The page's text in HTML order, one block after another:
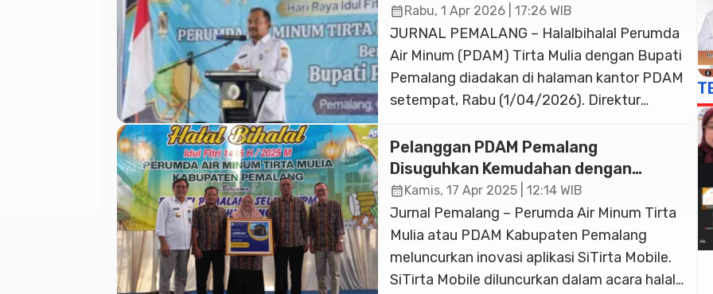
Terkemuka di Jawa Tengah dan
Nasional
calendar_monthRabu, 1 Apr 2026 | 17:26 WIB
JURNAL PEMALANG – Halalbihalal Perumda
Air Minum (PDAM) Tirta Mulia dengan Bupati
Pemalang diadakan di halaman kantor PDAM
setempat, Rabu (1/04/2026). Direktur
mengemukakan bahwa penyelenggaraan
halalbihalal diharapkan dapat menciptakan
sinergi dan kekompakan, baik dalam
menjalankan pekerjaan maupun dalam
berkomunikasi secara internal dan eksternal.
“Dalam acara ini bisa tercipta sinergitas
kekompakan […]
Pelanggan PDAM Pemalang
Disuguhkan Kemudahan dengan
Aplikasi SiTirta Mobile
calendar_monthKamis, 17 Apr 2025 | 12:14 WIB
Jurnal Pemalang – Perumda Air Minum Tirta
Mulia atau PDAM Kabupaten Pemalang
meluncurkan inovasi aplikasi SiTirta Mobile.
SiTirta Mobile diluncurkan dalam acara halal